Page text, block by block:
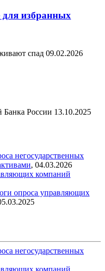
для избранных
спад 09.02.2026
Банка России 13.10.2025
негосударственных
, 04.03.2026
компаний
опроса управляющих
негосударственных
компаний